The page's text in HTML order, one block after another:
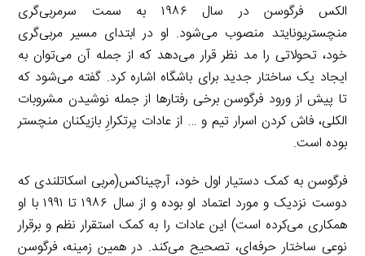
الکس فرگوسن در سال ۱۹۸۶ به سمت سرمربی‌گری
منچستریونایتد منصوب می‌شود. او در ابتدای مسیر مربی‌گری
خود، تحولاتی را مد نظر قرار می‌دهد که از جمله آن می‌توان به
ایجاد یک ساختار جدید برای باشگاه اشاره کرد. گفته می‌شود که
تا پیش از ورود فرگوسن برخی رفتارها از جمله نوشیدن مشروبات
الکلی، فاش کردن اسرار تیم و … از عادات پرتکرارِ بازیکنان منچستر
بوده است.
فرگوسن به کمک دستیار اول خود، آرچیناکس(مربی اسکاتلندی که
دوست نزدیک و مورد اعتماد او بوده و از سال ۱۹۸۶ تا ۱۹۹۱ با او
همکاری می‌کرده است) این عادات را به کمک استقرار نظم و برقرار
نوعی ساختار حرفه‌ای، تصحیح می‌کند. در همین زمینه، فرگوسن